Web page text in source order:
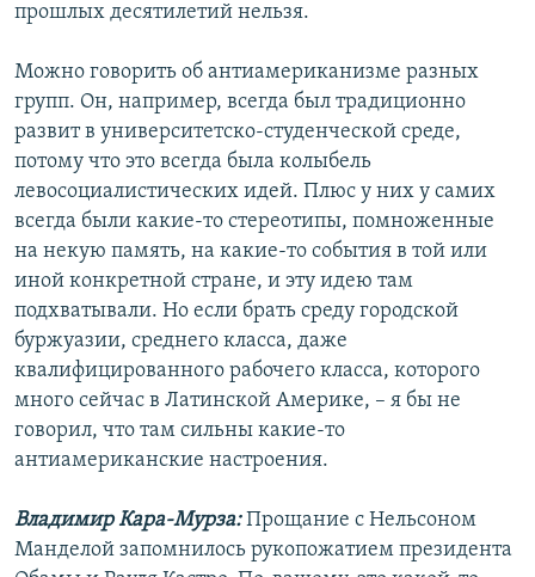
прошлых десятилетий нельзя.
Можно говорить об антиамериканизме разных
групп. Он, например, всегда был традиционно
развит в университетско-студенческой среде,
потому что это всегда была колыбель
левосоциалистических идей. Плюс у них у самих
всегда были какие-то стереотипы, помноженные
на некую память, на какие-то события в той или
иной конкретной стране, и эту идею там
подхватывали. Но если брать среду городской
буржуазии, среднего класса, даже
квалифицированного рабочего класса, которого
много сейчас в Латинской Америке, – я бы не
говорил, что там сильны какие-то
антиамериканские настроения.
Владимир Кара-Мурза:Прощание с Нельсоном
Манделой запомнилось рукопожатием президента